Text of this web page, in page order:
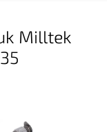
Milltek